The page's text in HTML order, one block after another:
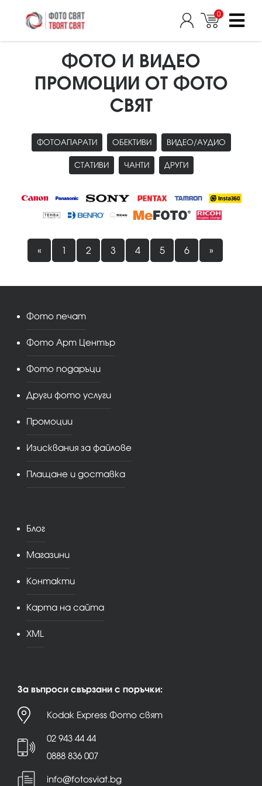
0
ФОТО И ВИДЕО
ПРОМОЦИИ ОТ ФОТО
СВЯТ
ФОТОАПАРАТИ ОБЕКТИВИ ВИДЕО/АУДИО
СТАТИВИ ЧАНТИ ДРУГИ
« 1 2 3 4 5 6 »
Фото печат
Фото Арт Център
Фото подаръци
Други фото услуги
Промоции
Изисквания за файлове
Плащане и доставка
Блог
Магазини
Контакти
Карта на сайта
XML
За въпроси свързани с поръчки:
Kodak Express Фото свят
02 943 44 44
0888 836 007
info@fotosviat.bg